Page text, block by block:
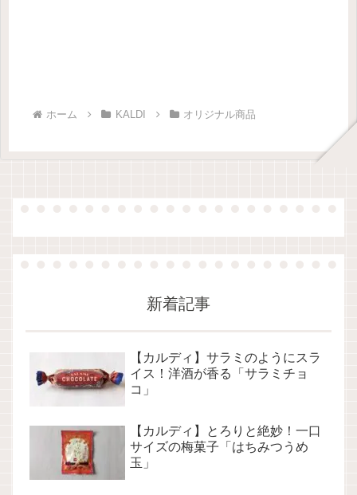
ホーム KALDI オリジナル商品
新着記事
【カルディ】サラミのようにスラ
イス！洋酒が香る「サラミチョ
コ」
【カルディ】とろりと絶妙！一口
サイズの梅菓子「はちみつうめ
玉」